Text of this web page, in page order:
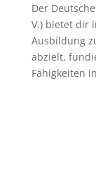
Der
V.) bietet dir
Ausbildung
abzielt,
Fähigkeiten